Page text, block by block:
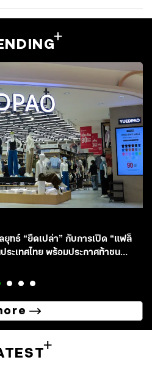
ทธ์ “ยืดเปล่า” กับการเปิด “แฟล็
ะเทศไทย พร้อมประกาศท้าชน